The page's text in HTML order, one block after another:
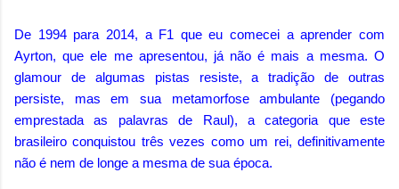
De 1994 para 2014, a F1 que eu comecei a aprender com
Ayrton, que ele me apresentou, já não é mais a mesma. O
glamour de algumas pistas resiste, a tradição de outras
persiste, mas em sua metamorfose ambulante (pegando
emprestada as palavras de Raul), a categoria que este
brasileiro conquistou três vezes como um rei, definitivamente
não é nem de longe a mesma de sua época.